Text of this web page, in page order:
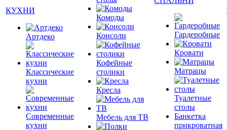
КУХНИ
Артдеко
Классические
кухни
Современные
кухни
Комоды
Консоли
Кофейные
столики
Кресла
Мебель для ТВ
Гардеробные
Кровати
Матрацы
Туалетные
столы
Банкетка
прикроватная